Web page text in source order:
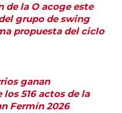
de la O acoge este
grupo de swing
propuesta del ciclo
ganan
516 actos de la
Fermín 2026